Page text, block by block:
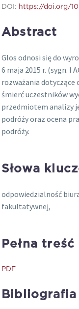
DOI: https://doi.org/
Abstract
Glos odnosi się do
6 maja 2015 r. (sygn. I
rozważania dotyczące
śmierć uczestników
przedmiotem analizy
podróży oraz ocena
podróży.
Słowa
odpowiedzialność
fakultatywnej,
Pełna
PDF
Bibliografia